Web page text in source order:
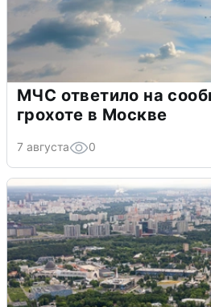
МЧС ответило на
грохоте в Москве
7 августа 0